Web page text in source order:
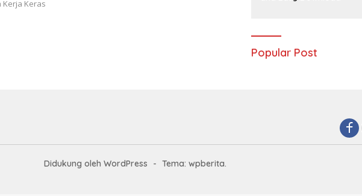
Keras
Popular Post
Didukung oleh WordPress - Tema: wpberita.